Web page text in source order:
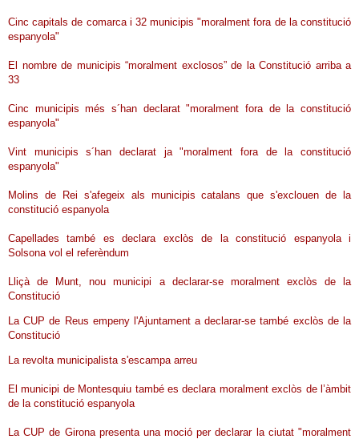
Cinc capitals de comarca i 32 municipis "moralment fora de la constitució
espanyola"
El nombre de municipis “moralment exclosos” de la Constitució arriba a
33
Cinc municipis més s´han declarat "moralment fora de la constitució
espanyola"
Vint municipis s´han declarat ja "moralment fora de la constitució
espanyola"
Molins de Rei s'afegeix als municipis catalans que s'exclouen de la
constitució espanyola
Capellades també es declara exclòs de la constitució espanyola i
Solsona vol el referèndum
Lliçà de Munt, nou municipi a declarar-se moralment exclòs de la
Constitució
La CUP de Reus empeny l'Ajuntament a declarar-se també exclòs de la
Constitució
La revolta municipalista s'escampa arreu
El municipi de Montesquiu també es declara moralment exclòs de l’àmbit
de la constitució espanyola
La CUP de Girona presenta una moció per declarar la ciutat "moralment